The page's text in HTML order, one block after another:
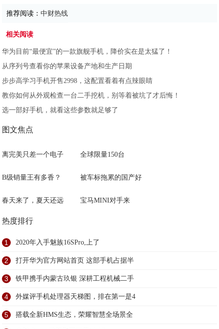
推荐阅读：中财热线
相关阅读
华为目前“最便宜”的一款旗舰手机，降价实在是太猛了！
从序列号查看你的苹果设备产地和生产日期
步步高学习手机开售2998，这配置看着有点辣眼睛
教你如何从外观检查一台二手挖机，别等着被坑了才后悔！
选一部好手机，就看这些参数就足够了
图文焦点
离完美只差一个电子 全球限量150台
B级销量王有多香？ 被车标拖累的国产好
春天来了，夏天还远 宝马MINI对手来
热度排行
1 2020年入手魅族16SPro,上了
2 打开华为官方网站首页 这部手机占据半
3 铁甲携手内蒙古玖银 深耕工程机械二手
4 外媒评手机处理器天梯图，排在第一是4
5 搭载全新HMS生态，荣耀智慧全场景全